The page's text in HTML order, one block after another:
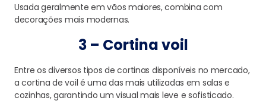
Usada geralmente em vãos maiores, combina com
decorações mais modernas.
3 – Cortina voil
Entre os diversos tipos de cortinas disponíveis no mercado,
a cortina de voil é uma das mais utilizadas em salas e
cozinhas, garantindo um visual mais leve e sofisticado.